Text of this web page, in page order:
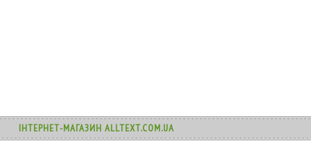
ІНТЕРНЕТ-МАГАЗИН ALLTEXT.COM.UA